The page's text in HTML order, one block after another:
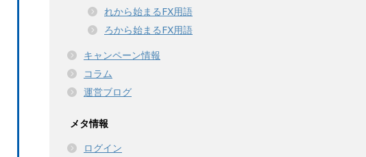
れから始まるFX用語
ろから始まるFX用語
キャンペーン情報
コラム
運営ブログ
メタ情報
ログイン